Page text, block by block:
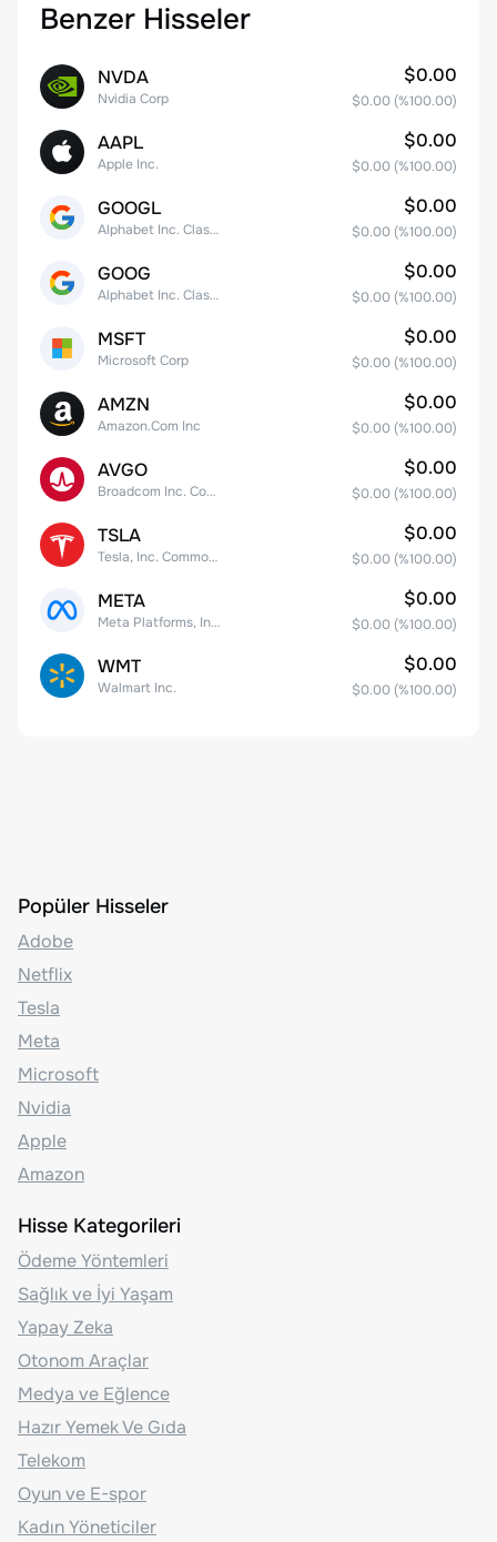
Benzer Hisseler
NVDA
Nvidia Corp
$0.00
$0.00 (%100.00)
AAPL
Apple Inc.
$0.00
$0.00 (%100.00)
GOOGL
Alphabet Inc. Class A Common Stock
$0.00
$0.00 (%100.00)
GOOG
Alphabet Inc. Class C Capital Stock
$0.00
$0.00 (%100.00)
MSFT
Microsoft Corp
$0.00
$0.00 (%100.00)
AMZN
Amazon.Com Inc
$0.00
$0.00 (%100.00)
AVGO
Broadcom Inc. Common Stock
$0.00
$0.00 (%100.00)
TSLA
Tesla, Inc. Common Stock
$0.00
$0.00 (%100.00)
META
Meta Platforms, Inc. Class A Common Stock
$0.00
$0.00 (%100.00)
WMT
Walmart Inc.
$0.00
$0.00 (%100.00)
Popüler Hisseler
Adobe
Netflix
Tesla
Meta
Microsoft
Nvidia
Apple
Amazon
Hisse Kategorileri
Ödeme Yöntemleri
Sağlık ve İyi Yaşam
Yapay Zeka
Otonom Araçlar
Medya ve Eğlence
Hazır Yemek Ve Gıda
Telekom
Oyun ve E-spor
Kadın Yöneticiler